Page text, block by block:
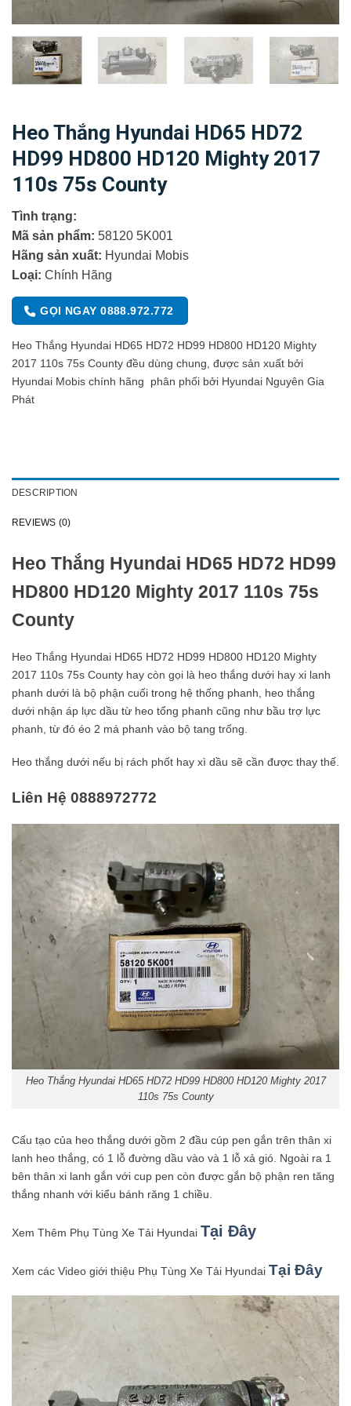
Heo Thắng Hyundai HD65 HD72
HD99 HD800 HD120 Mighty 2017
110s 75s County
Tình trạng:
Mã sản phẩm: 58120 5K001
Hãng sản xuất: Hyundai Mobis
Loại: Chính Hãng
GỌI NGAY 0888.972.772
Heo Thắng Hyundai HD65 HD72 HD99 HD800 HD120 Mighty
2017 110s 75s County đều dùng chung, được sản xuất bởi
Hyundai Mobis chính hãng phân phối bởi Hyundai Nguyên Gia
Phát
DESCRIPTION
REVIEWS (0)
Heo Thắng Hyundai HD65 HD72 HD99
HD800 HD120 Mighty 2017 110s 75s
County
Heo Thắng Hyundai HD65 HD72 HD99 HD800 HD120 Mighty
2017 110s 75s County hay còn gọi là heo thắng dưới hay xi lanh
phanh dưới là bộ phận cuối trong hệ thống phanh, heo thắng
dưới nhận áp lực dầu từ heo tổng phanh cũng như bầu trợ lực
phanh, từ đó éo 2 má phanh vào bộ tang trống.
Heo thắng dưới nếu bị rách phốt hay xì dầu sẽ cần được thay thế.
Liên Hệ 0888972772
Heo Thắng Hyundai HD65 HD72 HD99 HD800 HD120 Mighty 2017
110s 75s County
Cấu tạo của heo thắng dưới gồm 2 đầu cúp pen gắn trên thân xi
lanh heo thắng, có 1 lỗ đường dầu vào và 1 lỗ xả gió. Ngoài ra 1
bên thân xi lanh gắn với cup pen còn được gắn bộ phận ren tăng
thắng nhanh với kiểu bánh răng 1 chiều.
Xem Thêm Phụ Tùng Xe Tải Hyundai Tại Đây
Xem các Video giới thiệu Phụ Tùng Xe Tải Hyundai Tại Đây